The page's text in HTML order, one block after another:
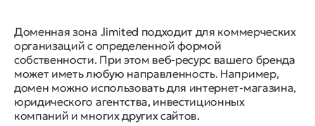
Доменная зона .limited подходит для коммерческих
организаций с определенной формой
собственности. При этом веб-ресурс вашего бренда
может иметь любую направленность. Например,
домен можно использовать для интернет-магазина,
юридического агентства, инвестиционных
компаний и многих других сайтов.